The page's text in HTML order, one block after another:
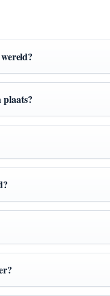
plaats?